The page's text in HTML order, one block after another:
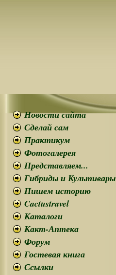
Новости сайта
Сделай сам
Практикум
Фотогалерея
Представляем...
Гибриды и Культивары
Пишем историю
Cactustravel
Каталоги
Какт-Аптека
Форум
Гостевая книга
Ссылки